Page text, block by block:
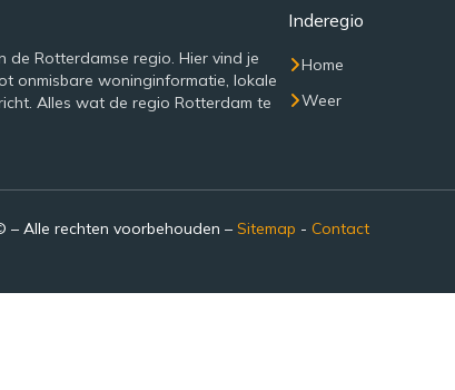
de Rotterdamse regio. Hier vind je
onmisbare woninginformatie, lokale
Alles wat de regio Rotterdam te
Inderegio
Home
Weer
– Alle rechten voorbehouden – Sitemap - Contact